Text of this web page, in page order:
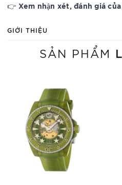
👉 Xem nhận xét, đánh giá
GIỚI THIỆU
SẢN PHẨM